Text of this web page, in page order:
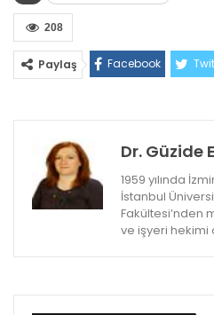
208
Paylaş Facebook
Dr. Güzide
1959 yılında
İstanbul
Fakültesi’nden
ve işyeri hekimi